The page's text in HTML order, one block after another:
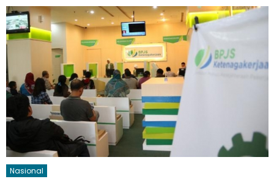
Nasional